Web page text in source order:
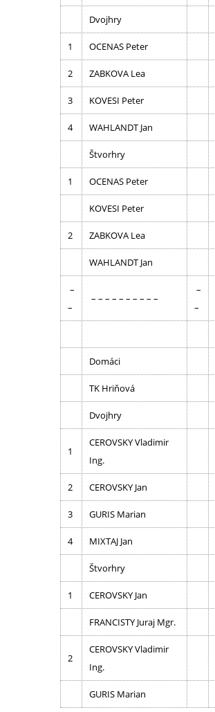
Dvojhry
1 OCENAS Peter
2 ZABKOVA Lea
3 KOVESI Peter
4 WAHLANDT Jan
Štvorhry
1 OCENAS Peter
KOVESI Peter
2 ZABKOVA Lea
WAHLANDT Jan
–
–
– – – – – – – – – –
–
–
Domáci
TK Hriňová
Dvojhry
1
CEROVSKY Vladimir
Ing.
2 CEROVSKY Jan
3 GURIS Marian
4 MIXTAJ Jan
Štvorhry
1 CEROVSKY Jan
FRANCISTY Juraj Mgr.
2
CEROVSKY Vladimir
Ing.
GURIS Marian